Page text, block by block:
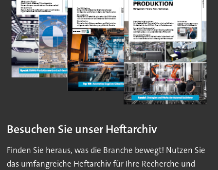
Besuchen Sie unser Heftarchiv
Finden Sie heraus, was die Branche bewegt! Nutzen Sie
das umfangreiche Heftarchiv für Ihre Recherche und